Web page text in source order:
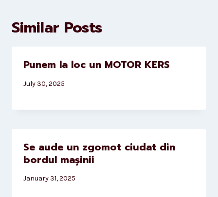
Similar Posts
Punem la loc un MOTOR KERS
July 30, 2025
Se aude un zgomot ciudat din
bordul mașinii
January 31, 2025